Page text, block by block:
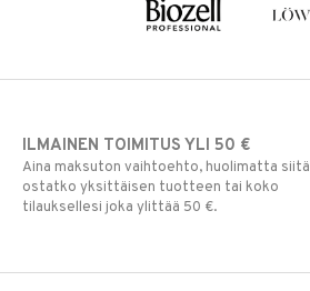
ILMAINEN TOIMITUS YLI 50 €
Aina maksuton vaihtoehto, huolimatta siitä
ostatko yksittäisen tuotteen tai koko
tilauksellesi joka ylittää 50 €.